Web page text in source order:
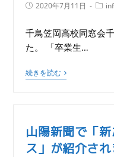
2020年7月11日
千鳥笠岡高校同窓会
た。 「卒業生…
続きを読む
山陽新聞で「
ス」が紹介さ